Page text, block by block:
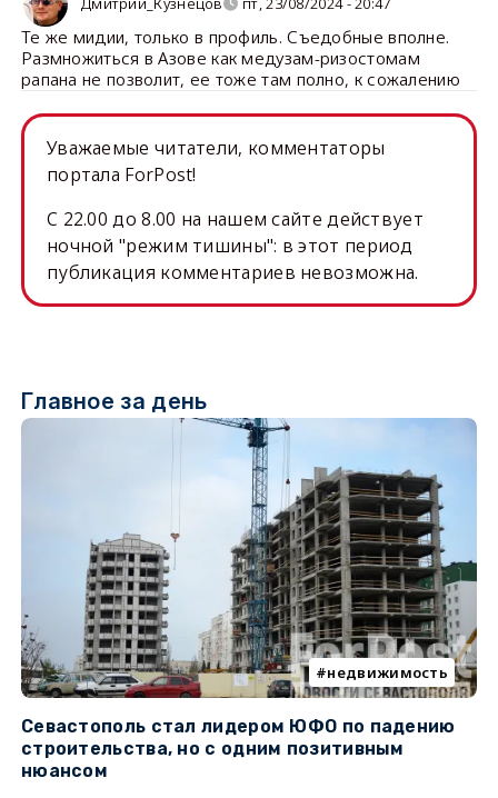
Те же мидии, только в профиль. Съедобные вполне.
Размножиться в Азове как медузам-ризостомам
рапана не позволит, ее тоже там полно, к сожалению
Уважаемые читатели, комментаторы
портала ForPost!
C 22.00 до 8.00 на нашем сайте действует
ночной "режим тишины": в этот период
публикация комментариев невозможна.
Главное за день
недвижимость
Севастополь стал лидером ЮФО по падению
строительства, но с одним позитивным
нюансом